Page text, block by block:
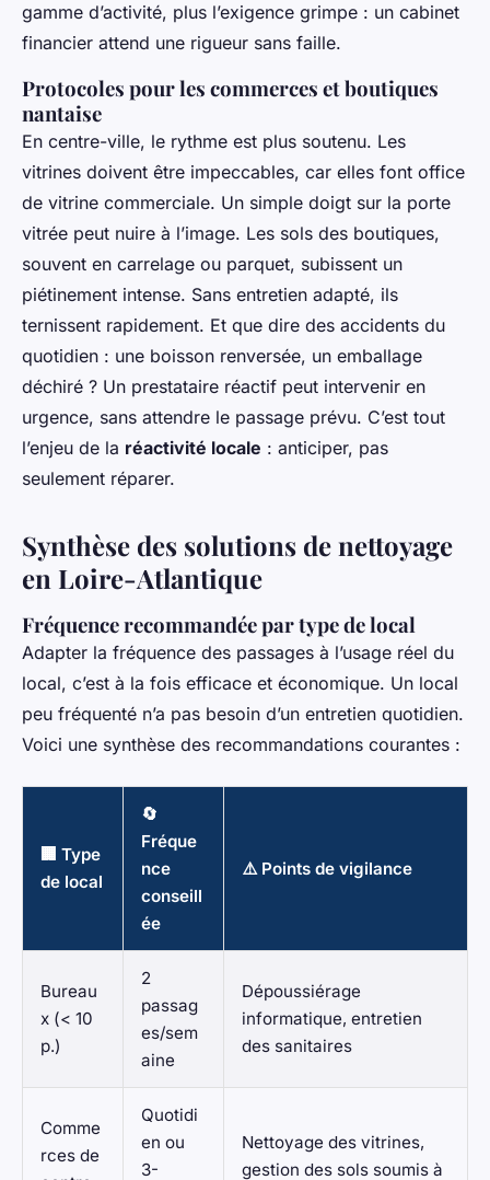
gamme d’activité, plus l’exigence grimpe : un cabinet
financier attend une rigueur sans faille.
Protocoles pour les commerces et boutiques
nantaise
En centre-ville, le rythme est plus soutenu. Les
vitrines doivent être impeccables, car elles font office
de vitrine commerciale. Un simple doigt sur la porte
vitrée peut nuire à l’image. Les sols des boutiques,
souvent en carrelage ou parquet, subissent un
piétinement intense. Sans entretien adapté, ils
ternissent rapidement. Et que dire des accidents du
quotidien : une boisson renversée, un emballage
déchiré ? Un prestataire réactif peut intervenir en
urgence, sans attendre le passage prévu. C’est tout
l’enjeu de la réactivité locale : anticiper, pas
seulement réparer.
Synthèse des solutions de nettoyage
en Loire-Atlantique
Fréquence recommandée par type de local
Adapter la fréquence des passages à l’usage réel du
local, c’est à la fois efficace et économique. Un local
peu fréquenté n’a pas besoin d’un entretien quotidien.
Voici une synthèse des recommandations courantes :
🏢 Type
de local
🔄
Fréque
nce
conseill
ée
⚠️ Points de vigilance
Bureau
x (< 10
p.)
2
passag
es/sem
aine
Dépoussiérage
informatique, entretien
des sanitaires
Comme
rces de
Quotidi
en ou
3-
Nettoyage des vitrines,
gestion des sols soumis à